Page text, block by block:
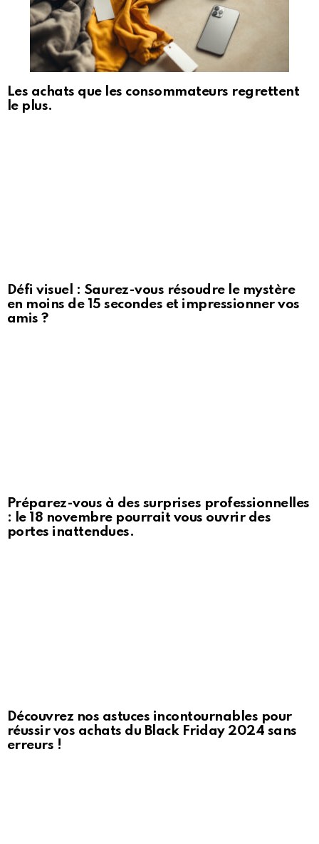
Les achats que les consommateurs regrettent
le plus.
Défi visuel : Saurez-vous résoudre le mystère
en moins de 15 secondes et impressionner vos
amis ?
Préparez-vous à des surprises professionnelles
: le 18 novembre pourrait vous ouvrir des
portes inattendues.
Découvrez nos astuces incontournables pour
réussir vos achats du Black Friday 2024 sans
erreurs !